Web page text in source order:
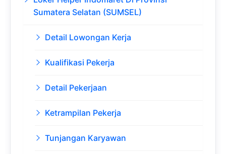
Sumatera Selatan (SUMSEL)
Detail Lowongan Kerja
Kualifikasi Pekerja
Detail Pekerjaan
Ketrampilan Pekerja
Tunjangan Karyawan